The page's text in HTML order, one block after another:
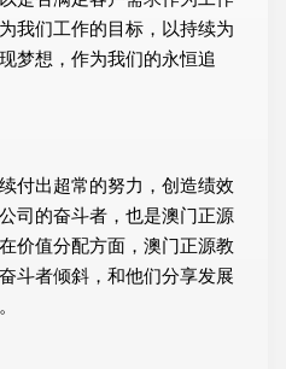
我们工作的目标，以持续为
梦想，作为我们的永恒追
付出超常的努力，创造绩效
司的奋斗者，也是澳门正源
价值分配方面，澳门正源教
斗者倾斜，和他们分享发展